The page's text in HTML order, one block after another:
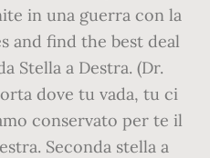
in una guerra con la
and find the best deal
Stella a Destra. (Dr.
dove tu vada, tu ci
conservato per te il
Seconda stella a